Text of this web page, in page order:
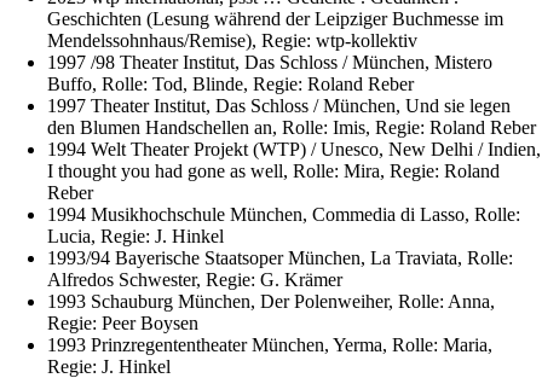
Geschichten (Lesung während der Leipziger Buchmesse im
Mendelssohnhaus/Remise), Regie: wtp-kollektiv
1997 /98 Theater Institut, Das Schloss / München, Mistero
Buffo, Rolle: Tod, Blinde, Regie: Roland Reber
1997 Theater Institut, Das Schloss / München, Und sie legen
den Blumen Handschellen an, Rolle: Imis, Regie: Roland Reber
1994 Welt Theater Projekt (WTP) / Unesco, New Delhi / Indien,
I thought you had gone as well, Rolle: Mira, Regie: Roland
Reber
1994 Musikhochschule München, Commedia di Lasso, Rolle:
Lucia, Regie: J. Hinkel
1993/94 Bayerische Staatsoper München, La Traviata, Rolle:
Alfredos Schwester, Regie: G. Krämer
1993 Schauburg München, Der Polenweiher, Rolle: Anna,
Regie: Peer Boysen
1993 Prinzregententheater München, Yerma, Rolle: Maria,
Regie: J. Hinkel